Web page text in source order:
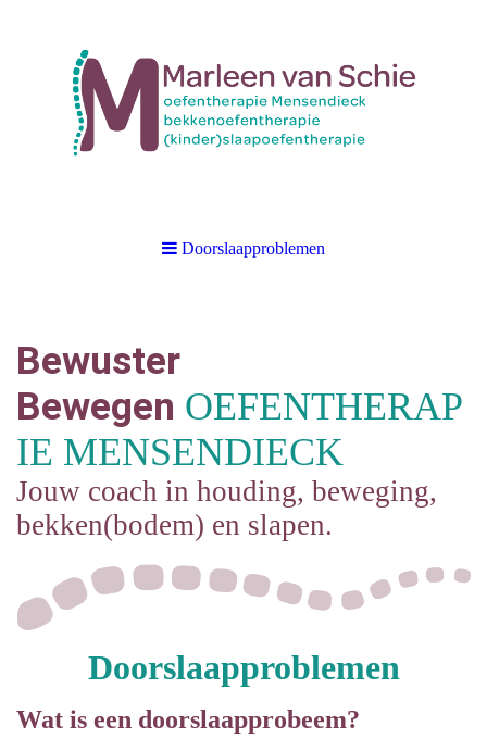
Doorslaapproblemen
Bewuster
Bewegen OEFENTHERAP
IE MENSENDIECK
Jouw coach in houding, beweging,
bekken(bodem) en slapen.
Doorslaapproblemen
Wat is een doorslaapprobeem?